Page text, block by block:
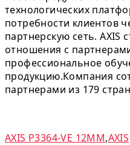
технологических
потребности клиентов
партнерскую сеть. AXIS
отношения с
профессиональное
продукцию.Компания
партнерами из 179
AXIS P3364-VE 12MM,AXIS